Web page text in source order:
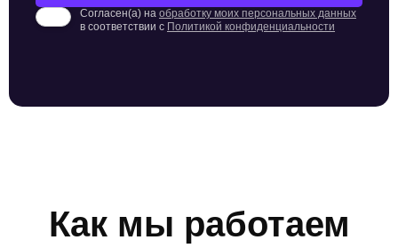
Согласен(а) на обработку моих персональных данных
в соответствии с Политикой конфиденциальности
Как мы работаем